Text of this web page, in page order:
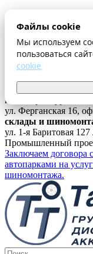
Файлы cookie
Мы используем
пользоваться
cookie
Оплата и
Шиномонтаж
Контакты
...
г. Екатеринбург
ул. Ферганская 16,
склады и
ул. 1-я Баритовая
Промышленный
Заключаем договора с
автопарками на
шиномонтажа.